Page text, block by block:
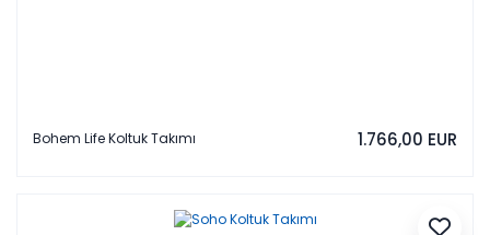
Bohem Life Koltuk Takımı 1.766,00 EUR